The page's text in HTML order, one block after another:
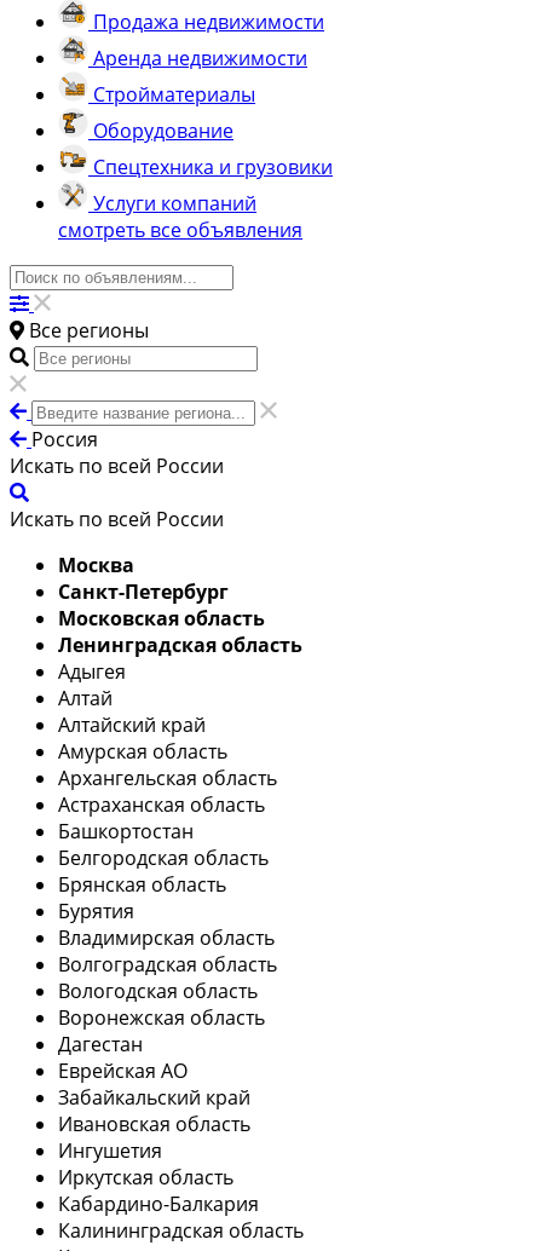
Продажа недвижимости
Аренда недвижимости
Стройматериалы
Оборудование
Спецтехника и грузовики
Услуги компаний
смотреть все объявления
Все регионы
Россия
Искать по всей России
Искать по всей России
Москва
Санкт-Петербург
Московская область
Ленинградская область
Адыгея
Алтай
Алтайский край
Амурская область
Архангельская область
Астраханская область
Башкортостан
Белгородская область
Брянская область
Бурятия
Владимирская область
Волгоградская область
Вологодская область
Воронежская область
Дагестан
Еврейская АО
Забайкальский край
Ивановская область
Ингушетия
Иркутская область
Кабардино-Балкария
Калининградская область